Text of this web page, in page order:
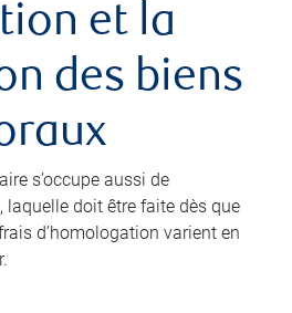
et la
des biens
s’occupe aussi de
laquelle doit être faite dès que
d’homologation varient en